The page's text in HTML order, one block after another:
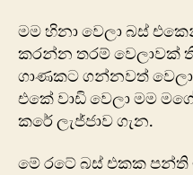
මම හිනා වෙලා බස්
කරන්න තරම් වෙලාවක්
ගාණකට ගන්නවත්
එකේ වාඩි වෙලා මම
කරේ ලැජ්ජාව ගැන.
මේ රටේ බස් එකක පන්ති